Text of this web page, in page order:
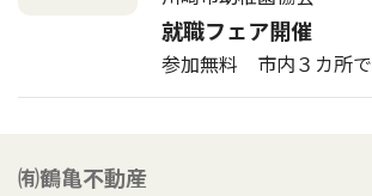
就職フェア開催
参加無料 市内３カ所で
㈲鶴亀不動産